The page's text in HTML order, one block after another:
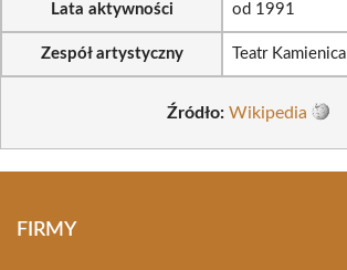
Lata aktywności od 1991
Zespół artystyczny Teatr Kamienica
Źródło: Wikipedia
FIRMY